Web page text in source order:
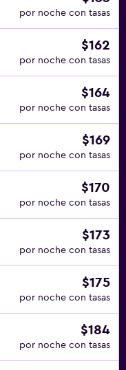
por noche con tasas
$162
por noche con tasas
$164
por noche con tasas
$169
por noche con tasas
$170
por noche con tasas
$173
por noche con tasas
$175
por noche con tasas
$184
por noche con tasas